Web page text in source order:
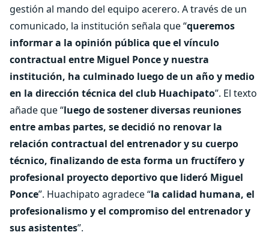
gestión al mando del equipo acerero. A través de un
comunicado, la institución señala que “queremos
informar a la opinión pública que el vínculo
contractual entre Miguel Ponce y nuestra
institución, ha culminado luego de un año y medio
en la dirección técnica del club Huachipato”. El texto
añade que “luego de sostener diversas reuniones
entre ambas partes, se decidió no renovar la
relación contractual del entrenador y su cuerpo
técnico, finalizando de esta forma un fructífero y
profesional proyecto deportivo que lideró Miguel
Ponce”. Huachipato agradece “la calidad humana, el
profesionalismo y el compromiso del entrenador y
sus asistentes”.